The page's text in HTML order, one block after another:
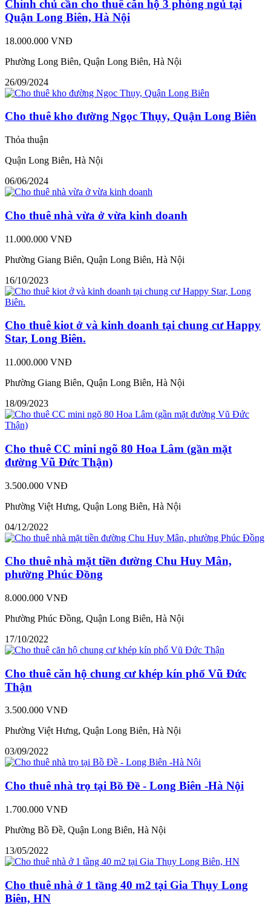
Chính chủ cần cho thuê căn hộ 3 phòng ngủ tại
Quận Long Biên, Hà Nội
18.000.000 VNĐ
Phường Long Biên, Quận Long Biên, Hà Nội
26/09/2024
Cho thuê kho đường Ngọc Thụy, Quận Long Biên
Thỏa thuận
Quận Long Biên, Hà Nội
06/06/2024
Cho thuê nhà vừa ở vừa kinh doanh
11.000.000 VNĐ
Phường Giang Biên, Quận Long Biên, Hà Nội
16/10/2023
Cho thuê kiot ở và kinh doanh tại chung cư Happy
Star, Long Biên.
11.000.000 VNĐ
Phường Giang Biên, Quận Long Biên, Hà Nội
18/09/2023
Cho thuê CC mini ngõ 80 Hoa Lâm (gần mặt
đường Vũ Đức Thận)
3.500.000 VNĐ
Phường Việt Hưng, Quận Long Biên, Hà Nội
04/12/2022
Cho thuê nhà mặt tiền đường Chu Huy Mân,
phường Phúc Đồng
8.000.000 VNĐ
Phường Phúc Đồng, Quận Long Biên, Hà Nội
17/10/2022
Cho thuê căn hộ chung cư khép kín phố Vũ Đức
Thận
3.500.000 VNĐ
Phường Việt Hưng, Quận Long Biên, Hà Nội
03/09/2022
Cho thuê nhà trọ tại Bồ Đề - Long Biên -Hà Nội
1.700.000 VNĐ
Phường Bồ Đề, Quận Long Biên, Hà Nội
13/05/2022
Cho thuê nhà ở 1 tầng 40 m2 tại Gia Thụy Long
Biên, HN